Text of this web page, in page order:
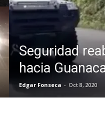
Seguridad
hacia
Edgar Fonseca - Oct 8, 2020